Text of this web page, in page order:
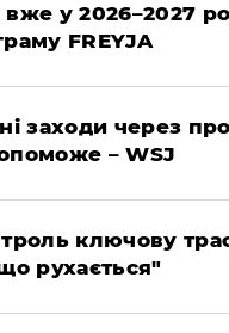
вже у 2026–2027
FREYJA
заходи через
– WSJ
ключову
рухається"